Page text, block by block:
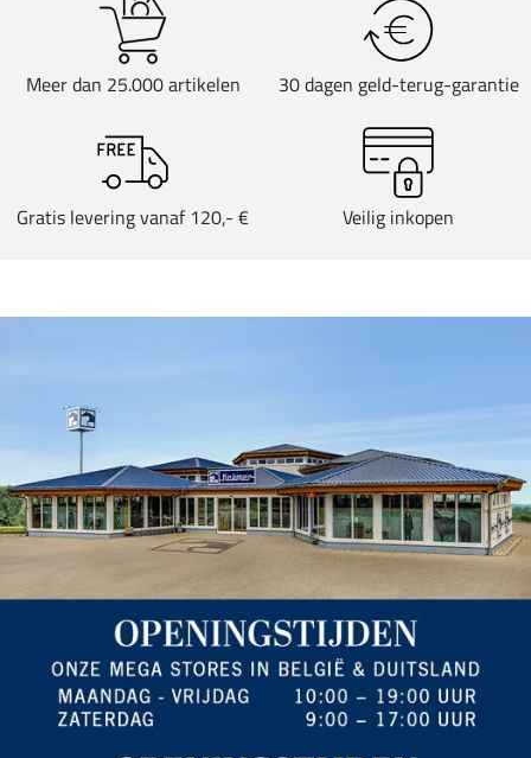
Meer dan 25.000 artikelen 30 dagen geld-terug-garantie
Gratis levering vanaf 120,- € Veilig inkopen